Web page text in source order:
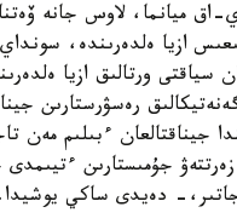
اق ميانما، لاوس جانە
ازيا ەلدەرىندە،
سياقتى ورتالىق ازيا
رەسۋرستارىن
جيناقتالعان ءبىلىم مەن
زەرتتەۋ جۇمىستارىن
دەيدى ساكي يوشيدا.